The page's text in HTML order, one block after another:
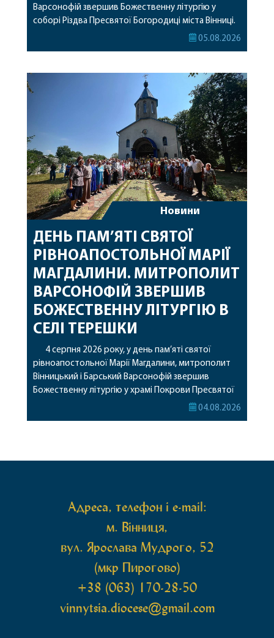
Варсонофій звершив Божественну літургію у
соборі Різдва Пресвятої Богородиці міста Вінниці.
Його Високопреосвященству співслужили
священному сані. Під час богослужіння підносилися
особливі молитви за мир в Україні, за воїнів, які
05.08.2026
Новини
ДЕНЬ ПАМ’ЯТІ СВЯТОЇ
РІВНОАПОСТОЛЬНОЇ МАРІЇ
МАГДАЛИНИ. МИТРОПОЛИТ
ВАРСОНОФІЙ ЗВЕРШИВ
БОЖЕСТВЕННУ ЛІТУРГІЮ В
СЕЛІ ТЕРЕШКИ
4 серпня 2026 року, у день пам’яті святої
рівноапостольної Марії Магдалини, митрополит
Вінницький і Барський Варсонофій звершив
Божественну літургію у храмі Покрови Пресвятої
Богородиці села Терешки Барського благочиння.
04.08.2026
Адреса, телефон і e-mail:
м. Вінниця,
вул. Ярослава Мудрого, 52
(мкр Пирогово)
+38 (063) 170-28-50
vinnytsia.diocese@gmail.com